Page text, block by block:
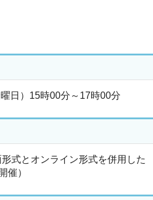
日）15時00分～17時00分
式とオンライン形式を併用した
催）